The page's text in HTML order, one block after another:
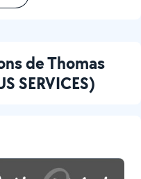
de Thomas
SERVICES)